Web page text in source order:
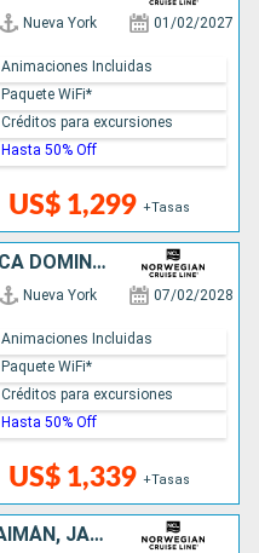
Nueva York 01/02/2027
US$ 1,299 +Tasas
Animaciones Incluidas
Paquete WiFi*
Créditos para excursiones
Hasta 50% Off
ESTADOS UNIDOS, REPÚBLICA DOMINICANA, PUERTO RICO, SAN MARTÍN
Nueva York 07/02/2028
US$ 1,339 +Tasas
Animaciones Incluidas
Paquete WiFi*
Créditos para excursiones
Hasta 50% Off
ESTADOS UNIDOS, ISLAS CAIMÁN, JAMAICA, COLOMBIA, PANAMÁ, COSTA RICA, BELICE, MÉXICO